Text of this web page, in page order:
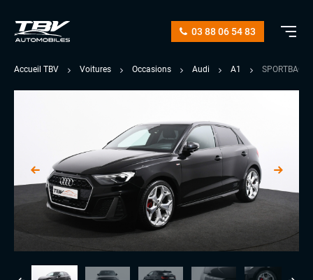
03 88 06 54 83
Accueil TBV Voitures Occasions Audi A1 SPORTBACK